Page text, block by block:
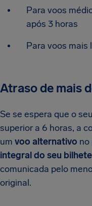
Para voos
após 3 horas
Para voos mais
Atraso de mais
Se se espera que o
superior a 6 horas, a
um voo alternativo no
integral do seu bilhete
comunicada pelo
original.